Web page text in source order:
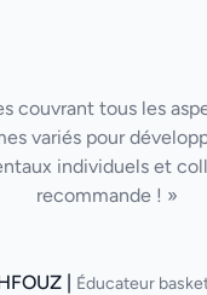
couvrant tous les
variés pour
individuels et
recommande ! »
| Éducateur